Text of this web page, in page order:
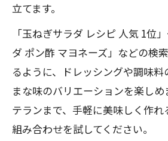
立てます。
「玉ねぎサラダ レシピ 人気 1位
ダ ポン酢 マヨネーズ」などの検
るように、ドレッシングや調味
まな味のバリエーションを楽し
テランまで、手軽に美味しく作
組み合わせを試してください。